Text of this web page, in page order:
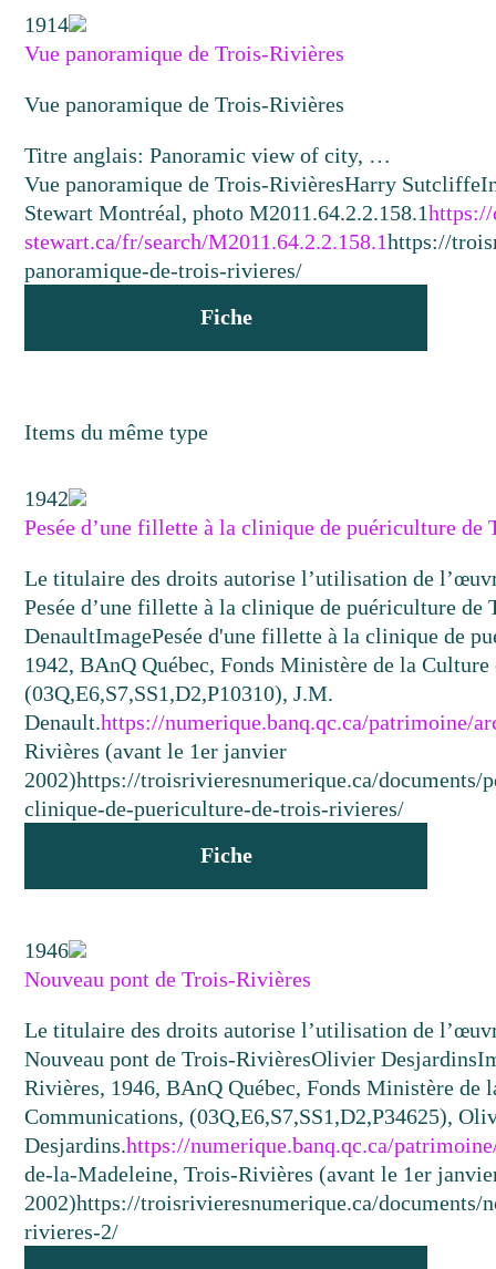
1914
Vue panoramique de Trois-Rivières
Vue panoramique de Trois-Rivières
Titre anglais: Panoramic view of city, …
Vue panoramique de Trois-RivièresHarry Sutcliffe
Stewart Montréal, photo M2011.64.2.2.158.1
stewart.ca/fr/search/M2011.64.2.2.158.1https://
panoramique-de-trois-rivieres/
Fiche
Items du même type
1942
Pesée d’une fillette à la clinique de puériculture de
Le titulaire des droits autorise l’utilisation de
Pesée d’une fillette à la clinique de puériculture de
DenaultImagePesée d'une fillette à la clinique de
1942, BAnQ Québec, Fonds Ministère de la
(03Q,E6,S7,SS1,D2,P10310), J.M.
Denault.https://numerique.banq.qc.ca/patrimoine/
Rivières (avant le 1er janvier
2002)https://troisrivieresnumerique.ca/documents/
clinique-de-puericulture-de-trois-rivieres/
Fiche
1946
Nouveau pont de Trois-Rivières
Le titulaire des droits autorise l’utilisation de
Nouveau pont de Trois-RivièresOlivier Desjardins
Rivières, 1946, BAnQ Québec, Fonds Ministère de
Communications, (03Q,E6,S7,SS1,D2,P34625),
Desjardins.https://numerique.banq.qc.ca/
de-la-Madeleine, Trois-Rivières (avant le 1er
2002)https://troisrivieresnumerique.ca/documents/
rivieres-2/